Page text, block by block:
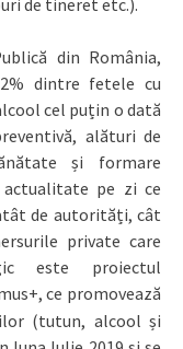
din România,
dintre fetele cu
cel puțin o dată
alături de
și formare
actualitate pe zi ce
de autorități, cât
private care
este proiectul
ce promovează
(tutun, alcool și